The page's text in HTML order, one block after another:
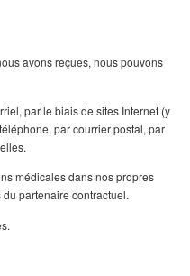
avons reçues, nous pouvons
par le biais de sites Internet (y
par courrier postal, par
médicales dans nos propres
partenaire contractuel.